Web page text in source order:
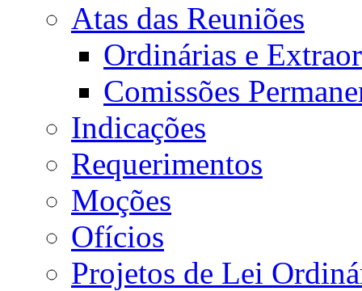
Atas das Reuniões
Ordinárias e
Comissões
Indicações
Requerimentos
Moções
Ofícios
Projetos de Lei